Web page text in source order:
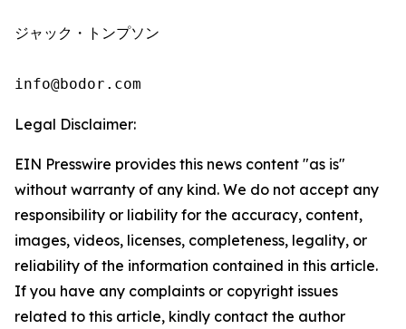
ジャック・トンプソン
info@bodor.com
Legal Disclaimer:
EIN Presswire provides this news content "as is"
without warranty of any kind. We do not accept any
responsibility or liability for the accuracy, content,
images, videos, licenses, completeness, legality, or
reliability of the information contained in this article.
If you have any complaints or copyright issues
related to this article, kindly contact the author